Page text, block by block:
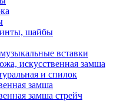
шайбы
вставки
искусственная замша
и спилок
замша
замша стрейч